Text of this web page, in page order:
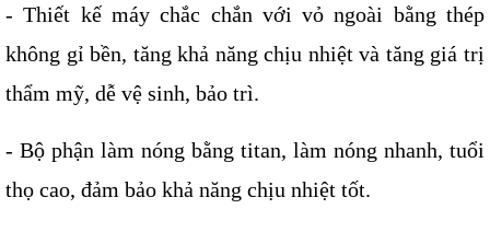
- Thiết kế máy chắc chắn với vỏ ngoài bằng thép
không gỉ bền, tăng khả năng chịu nhiệt và tăng giá trị
thẩm mỹ, dễ vệ sinh, bảo trì.
- Bộ phận làm nóng bằng titan, làm nóng nhanh, tuổi
thọ cao, đảm bảo khả năng chịu nhiệt tốt.